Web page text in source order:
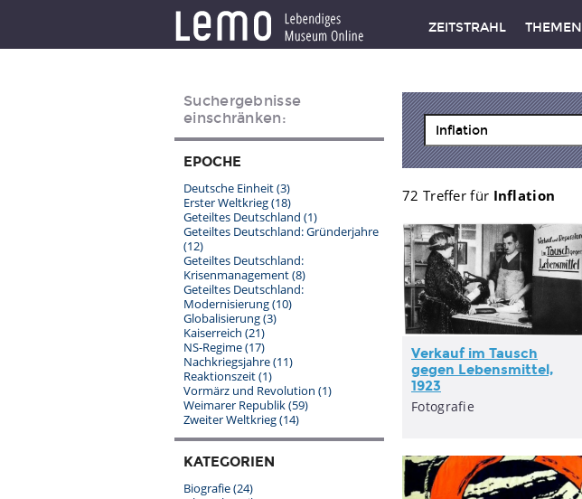
ZEITSTRAHL THEMEN
72 Treffer für Inflation
Verkauf im Tausch
gegen Lebensmittel,
1923
Fotografie
Suchergebnisse
einschränken:
EPOCHE
Deutsche Einheit(3)
Erster Weltkrieg(18)
Geteiltes Deutschland (1)
Geteiltes Deutschland: Gründerjahre
(12)
Geteiltes Deutschland:
Krisenmanagement(8)
Geteiltes Deutschland:
Modernisierung(10)
Globalisierung(3)
Kaiserreich (21)
NS-Regime(17)
Nachkriegsjahre(11)
Reaktionszeit(1)
Vormärz und Revolution (1)
Weimarer Republik(59)
Zweiter Weltkrieg(14)
KATEGORIEN
Biografie(24)